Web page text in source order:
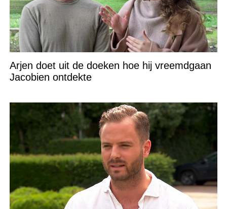
Arjen doet uit de doeken hoe hij vreemdgaan
Jacobien ontdekte